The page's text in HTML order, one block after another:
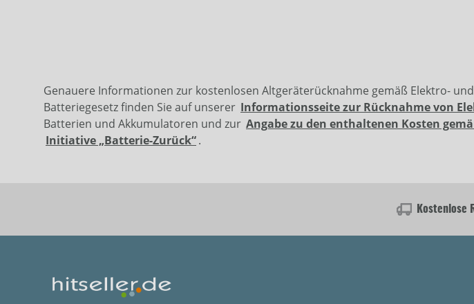
Genauere Informationen zur kostenlosen Altgeräterücknahme gemäß Elektro-
Batteriegesetz finden Sie auf unserer Informationsseite zur Rücknahme von
Batterien und Akkumulatoren und zur Angabe zu den enthaltenen Kosten
Initiative „Batterie-Zurück“.
Kostenlose